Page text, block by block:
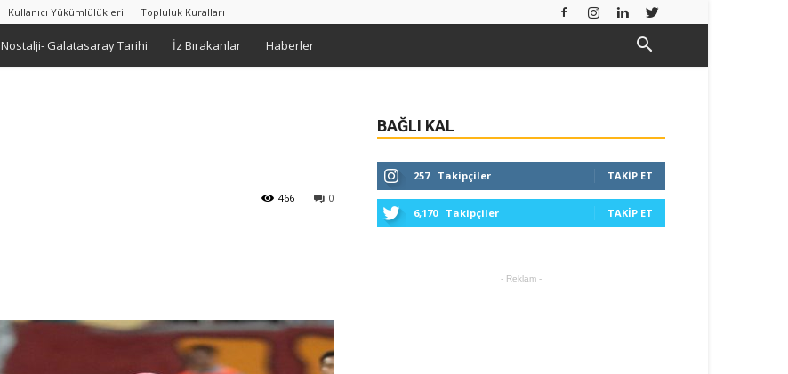
Kullanıcı Yükümlülükleri Topluluk Kuralları
Nostalji- Galatasaray Tarihi İz Bırakanlar Haberler
0
466
BAĞLI KAL
257 Takipçiler TAKIP ET
6,170 Takipçiler TAKIP ET
- Reklam -